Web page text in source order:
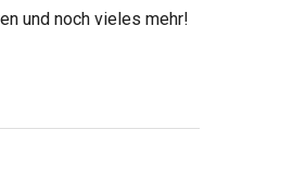
und noch vieles mehr!